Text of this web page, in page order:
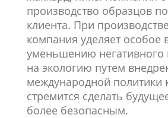
производство образцов
клиента. При
компания уделяет особое
уменьшению негативного
на экологию путем
международной политики
стремится сделать
более безопасным.